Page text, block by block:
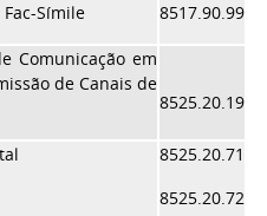
Símile 8517.90.99
Comunicação em
de Canais de
8525.20.19
8525.20.71
8525.20.72